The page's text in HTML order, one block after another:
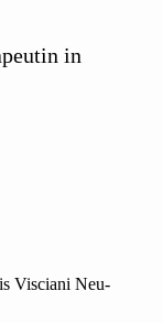
in
Visciani Neu-